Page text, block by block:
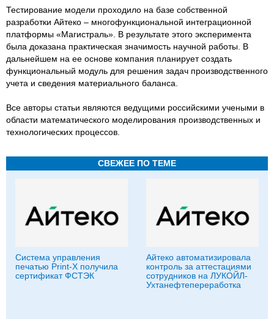
Тестирование модели проходило на базе собственной
разработки Айтеко – многофункциональной интеграционной
платформы «Магистраль». В результате этого эксперимента
была доказана практическая значимость научной работы. В
дальнейшем на ее основе компания планирует создать
функциональный модуль для решения задач производственного
учета и сведения материального баланса.
Все авторы статьи являются ведущими российскими учеными в
области математического моделирования производственных и
технологических процессов.
СВЕЖЕЕ ПО ТЕМЕ
Система управления
печатью Print-X получила
сертификат ФСТЭК
Айтеко автоматизировала
контроль за аттестациями
сотрудников на ЛУКОЙЛ-
Ухтанефтепереработка